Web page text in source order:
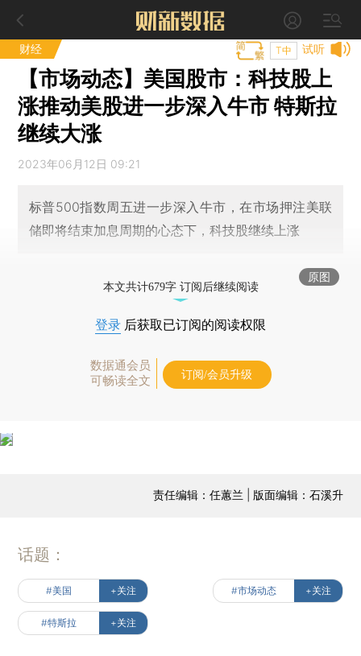
财经 试听
T中
【市场动态】美国股市：科技股上
涨推动美股进一步深入牛市 特斯拉
继续大涨
2023年06月12日 09:21
标普500指数周五进一步深入牛市，在市场押注美联
储即将结束加息周期的心态下，科技股继续上涨
原图
本文共计679字 订阅后继续阅读
登录 后获取已订阅的阅读权限
数据通会员
可畅读全文
订阅/会员升级
责任编辑：任蕙兰 | 版面编辑：石溪升
话题：
#美国 +关注 #市场动态 +关注
#特斯拉 +关注